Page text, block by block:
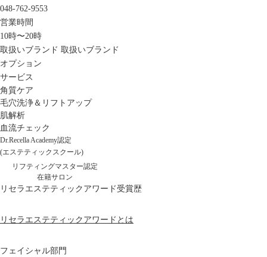
048-762-9553
営業時間
10時〜20時
取扱いブランド 取扱いブランド
オプション
サービス
角質ケア
毛穴洗浄＆リフトアップ
肌解析
血流チェック
Dr.Recella Academy認定
(エステティックスクール)
リフティングマスター認定
在籍サロン
リセラエステティックアワード受賞歴
リセラエステティックアワードとは
フェイシャル部門